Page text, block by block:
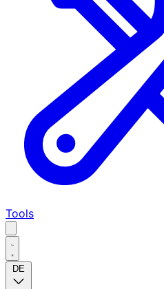
Tools
DE